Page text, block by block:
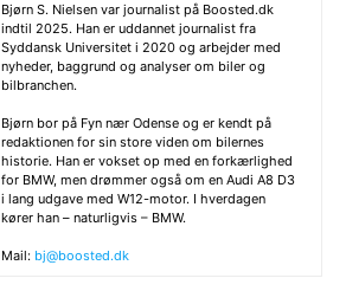
Bjørn S. Nielsen var journalist på Boosted.dk
indtil 2025. Han er uddannet journalist fra
Syddansk Universitet i 2020 og arbejder med
nyheder, baggrund og analyser om biler og
bilbranchen.
Bjørn bor på Fyn nær Odense og er kendt på
redaktionen for sin store viden om bilernes
historie. Han er vokset op med en forkærlighed
for BMW, men drømmer også om en Audi A8 D3
i lang udgave med W12-motor. I hverdagen
kører han – naturligvis – BMW.
Mail: bj@boosted.dk